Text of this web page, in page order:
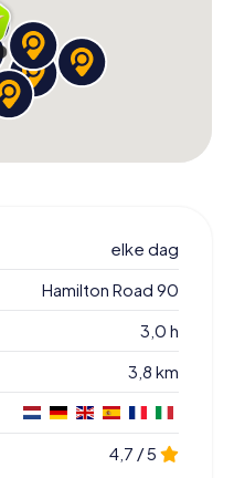
elke dag
Hamilton Road 90
3,0 h
3,8 km
4,7 / 5